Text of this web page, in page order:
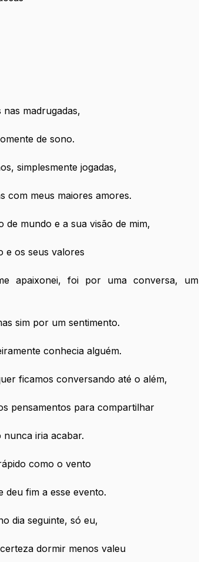
madrugadas,
de sono.
simplesmente jogadas,
com meus maiores amores.
de mundo e a sua visão de mim,
e os seus valores
apaixonei, foi por uma conversa, um
sim por um sentimento.
conhecia alguém.
ficamos conversando até o além,
pensamentos para compartilhar
iria acabar.
como o vento
deu fim a esse evento.
dia seguinte, só eu,
dormir menos valeu